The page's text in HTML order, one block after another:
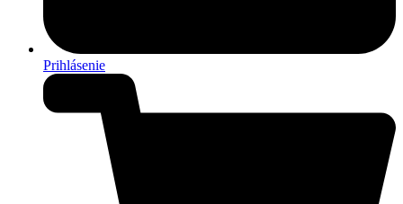
Prihlásenie